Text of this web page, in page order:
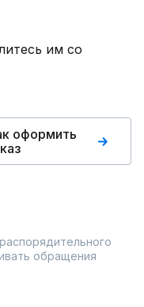
им со
оформить
обращения